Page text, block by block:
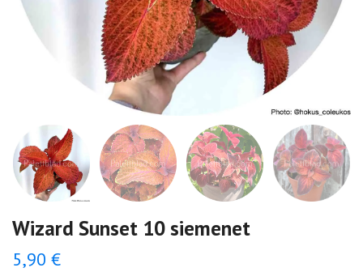
Wizard Sunset 10 siemenet
5,90 €